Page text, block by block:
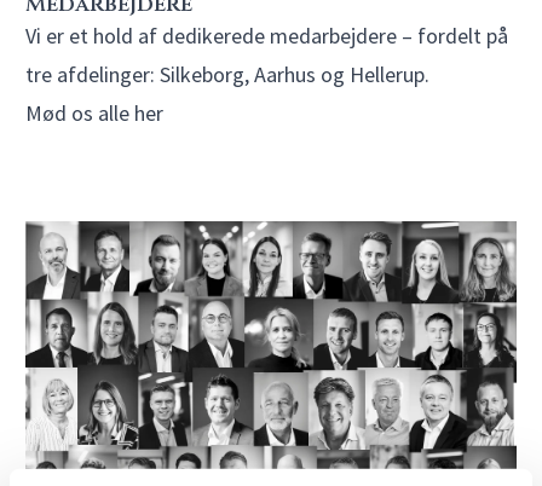
Vi er et hold af dedikerede medarbejdere – fordelt på
tre afdelinger: Silkeborg, Aarhus og Hellerup.
Mød os alle her